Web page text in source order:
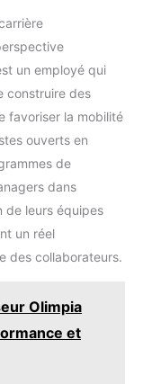
un employé qui
construire des
favoriser la mobilité
ouverts en
de
dans
de leurs équipes
un réel
des collaborateurs.
Olimpia
et